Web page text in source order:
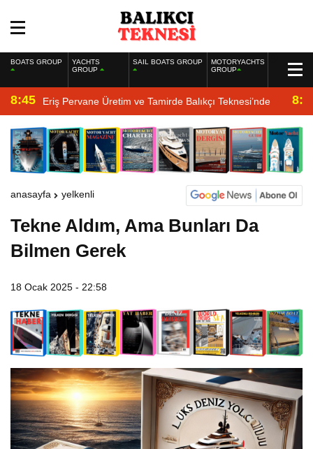
BOATS GROUP
YACHTS
GROUP
SAIL BOATS GROUP
MOTORYACHTS
GROUP
8:45 Eriş Pervane Üretim ve Tamirde Balıkçı Teknesi’nde
anasayfa yelkenli
Tekne Aldım, Ama Bunları Da
Bilmen Gerek
18 Ocak 2025 - 22:58